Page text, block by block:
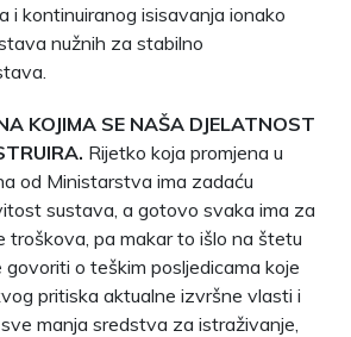
i kontinuiranog isisavanja ionako
nužnih za stabilno
KOJIMA SE NAŠA DJELATNOST
Rijetko koja promjena u
od Ministarstva ima zadaću
sustava, a gotovo svaka ima za
troškova, pa makar to išlo na štetu
o teškim posljedicama koje
pritiska aktualne izvršne vlasti i
manja sredstva za istraživanje,